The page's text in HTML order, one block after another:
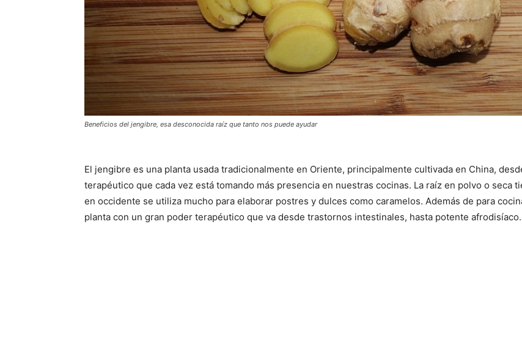
Beneficios del jengibre, esa desconocida raíz que tanto nos puede ayudar
El jengibre es una planta usada tradicionalmente en Oriente, principalmente cultivada en China,
terapéutico que cada vez está tomando más presencia en nuestras cocinas. La raíz en polvo o seca
en occidente se utiliza mucho para elaborar postres y dulces como caramelos. Además de para
planta con un gran poder terapéutico que va desde trastornos intestinales, hasta potente